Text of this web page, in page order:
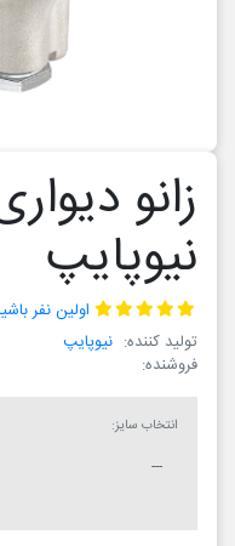
زانو
نیوپایپ
اولین نفر
تولید کننده: نیوپایپ
فروشنده:
انتخاب سایز: